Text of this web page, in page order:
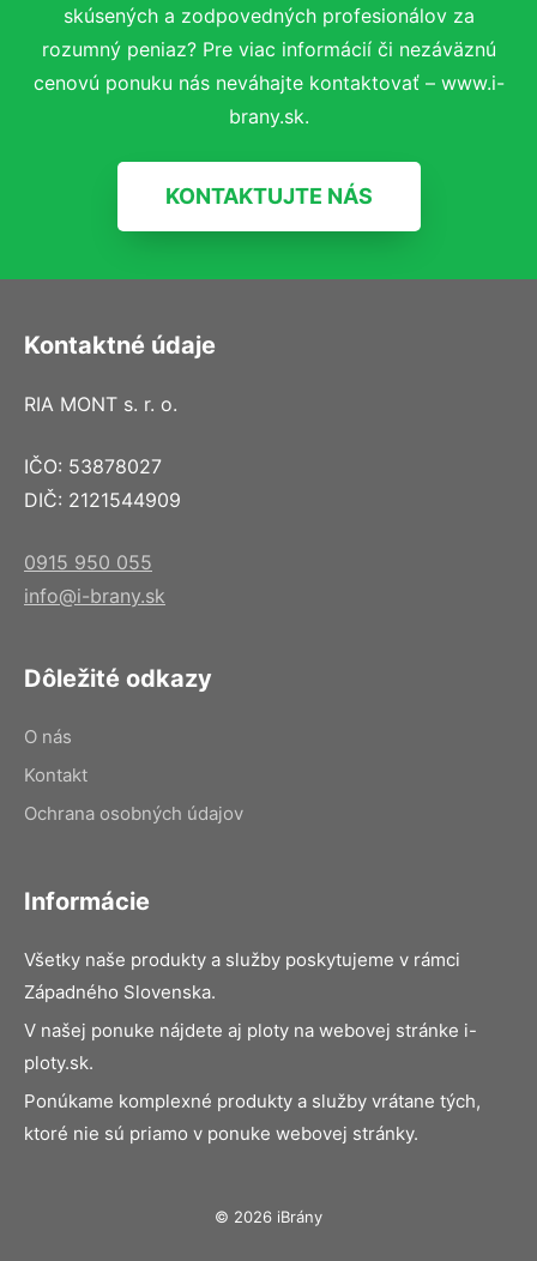
skúsených a zodpovedných profesionálov za
rozumný peniaz? Pre viac informácií či nezáväznú
cenovú ponuku nás neváhajte kontaktovať – www.i-
brany.sk.
KONTAKTUJTE NÁS
Kontaktné údaje
RIA MONT s. r. o.
IČO: 53878027
DIČ: 2121544909
0915 950 055
info@i-brany.sk
Dôležité odkazy
O nás
Kontakt
Ochrana osobných údajov
Informácie
Všetky naše produkty a služby poskytujeme v rámci
Západného Slovenska.
V našej ponuke nájdete aj ploty na webovej stránke i-
ploty.sk.
Ponúkame komplexné produkty a služby vrátane tých,
ktoré nie sú priamo v ponuke webovej stránky.
© 2026 iBrány